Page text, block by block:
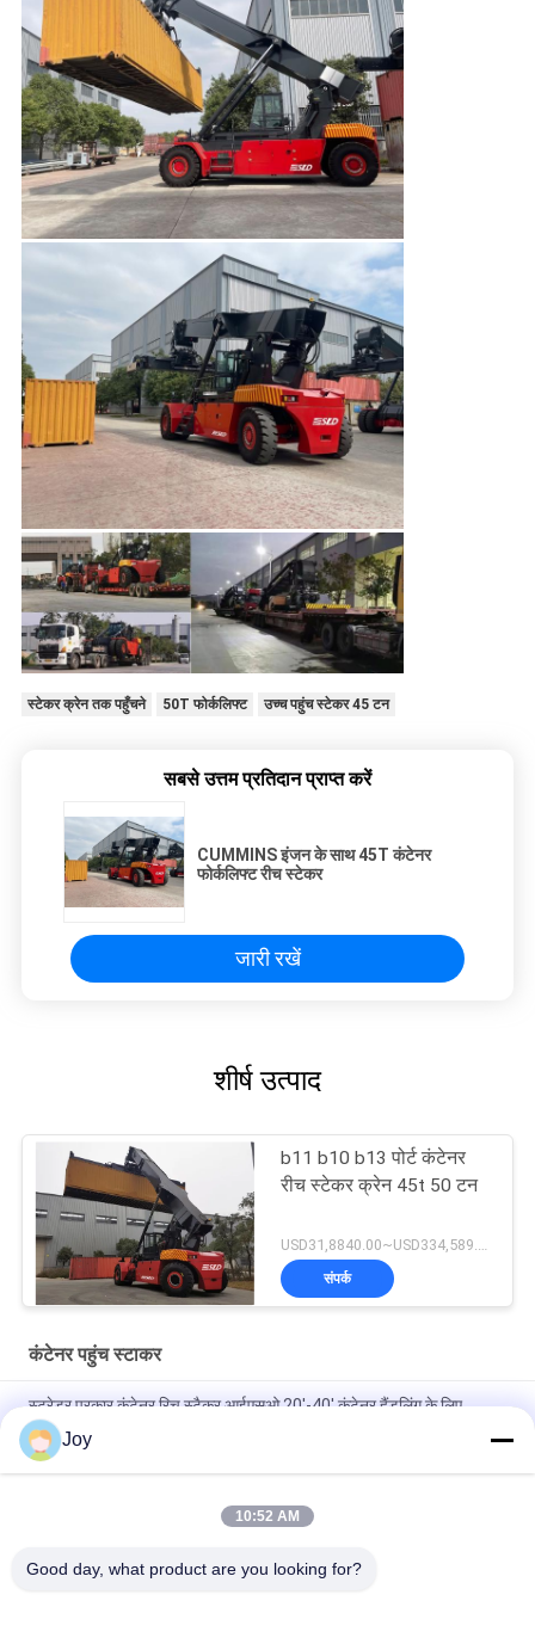
स्टेकर क्रेन तक पहुँचने 50T फोर्कलिफ्ट उच्च पहुंच स्टेकर 45 टन
सबसे उत्तम प्रतिदान प्राप्त करें
CUMMINS इंजन के साथ 45T कंटेनर
फोर्कलिफ्ट रीच स्टेकर
जारी रखें
शीर्ष उत्पाद
b11 b10 b13 पोर्ट कंटेनर
रीच स्टेकर क्रेन 45t 50 टन
USD31,8840.00~USD334,589.00 Unit MOQ:एक इकाई
संपर्क
कंटेनर पहुंच स्टाकर
स्ट्रेडर प्रकार कंटेनर रिच स्टैकर आईएसओ 20'-40' कंटेनर हैंडलिंग के लिए
प्रदर्शन गारंटीकृत कंटेनर रिच स्टैकर Cummins QSM11-330 इंजन और
45000kg भार क्षमता के साथ
71400 किलोग्राम सेवा वजन कंटेनर लिफ्ट स्टैकर आसान पैंतरेबाज़ी और स्टैकिंग
Joy
10:52 AM
Good day, what product are you looking for?